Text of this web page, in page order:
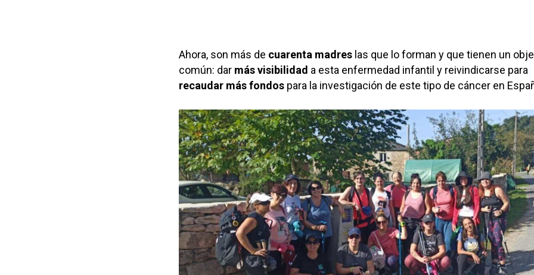
Ahora, son más de cuarenta madres las que lo forman y que tienen un
común: dar más visibilidad a esta enfermedad infantil y reivindicarse para
recaudar más fondos para la investigación de este tipo de cáncer en